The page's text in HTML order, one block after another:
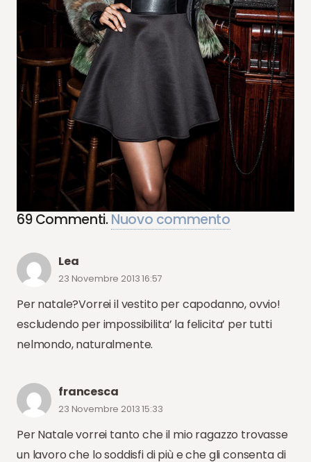
69Commenti. Nuovo commento
Lea
23 Novembre 2013 16:57
Per natale?Vorrei il vestito per capodanno, ovvio!
escludendo per impossibilita’ la felicita’ per tutti
nelmondo, naturalmente.
francesca
23 Novembre 2013 15:33
Per Natale vorrei tanto che il mio ragazzo trovasse
un lavoro che lo soddisfi di più e che gli consenta di